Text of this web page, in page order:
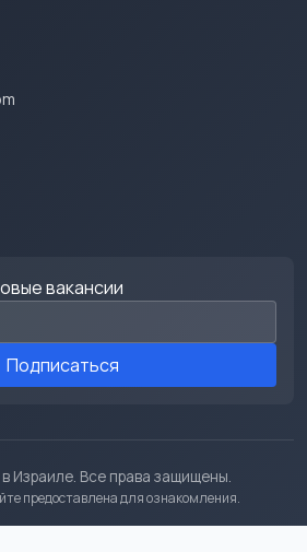
вакансии
Подписаться
Израиле. Все права защищены.
предоставлена для ознакомления.